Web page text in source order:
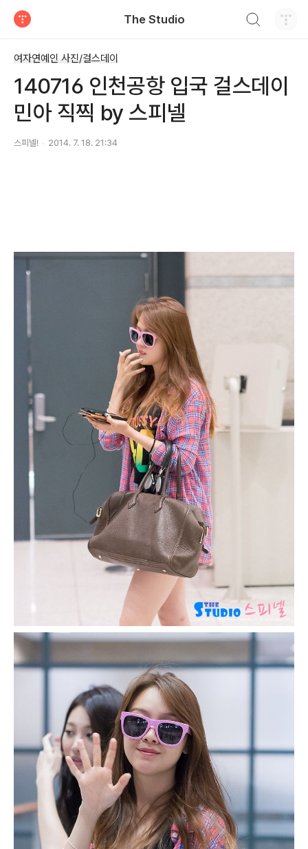
The Studio
여자연예인 사진/걸스데이
140716 인천공항 입국 걸스데이
민아 직찍 by 스피넬
스피넬! 2014. 7. 18. 21:34